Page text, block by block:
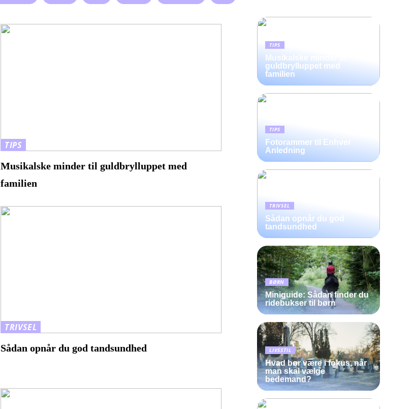
TIPS
Musikalske minder til guldbrylluppet med
familien
TRIVSEL
Sådan opnår du god tandsundhed
TIPS
Musikalske minder til
guldbrylluppet med
familien
TIPS
Fotorammer til Enhver
Anledning
TRIVSEL
Sådan opnår du god
tandsundhed
BØRN
Miniguide: Sådan finder du
ridebukser til børn
LIVSSTIL
Hvad bør være i fokus, når
man skal vælge
bedemand?